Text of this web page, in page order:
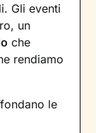
Gli eventi
un
che
rendiamo
le